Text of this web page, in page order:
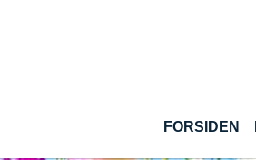
FORSIDEN